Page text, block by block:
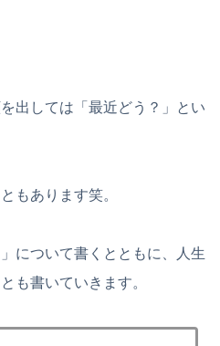
出しては「最近どう？」とい
もあります笑。
について書くとともに、人生
も書いていきます。